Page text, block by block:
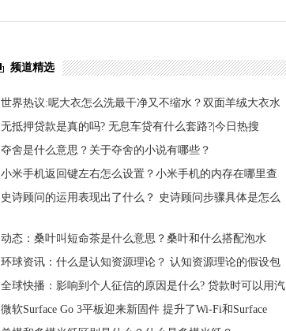
频道精选
世界热议:呢大衣怎么洗最干净又不缩水？双面羊绒大衣水
洗会缩水吗为什么？
无抵押贷款是真的吗? 无息车贷有什么套路?|今日热搜
夺舍是什么意思？关于夺舍的小说有哪些？
小米手机返回键左右怎么设置？小米手机的内存在哪里查
看？-天天新视野
史诗顾问的运用表现出了什么？ 史诗顾问步骤具体是怎么
动态：桑叶叫短命茶是什么意思？桑叶和什么搭配泡水
好？
环球资讯：什么是认知资源理论？ 认知资源理论的假设包
括什么内容？
全球快播：影响到个人征信的原因是什么? 贷款时可以用汽
车抵押贷款吗?
微软Surface Go 3平板迎来新固件 提升了Wi-Fi和Surface